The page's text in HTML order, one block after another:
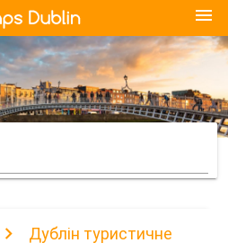
menu
Дублін туристичне